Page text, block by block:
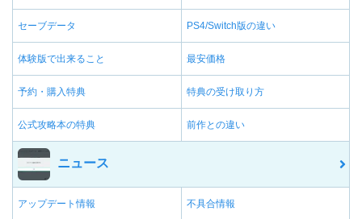
セーブデータ PS4/Switch版の違い
体験版で出来ること 最安価格
予約・購入特典 特典の受け取り方
公式攻略本の特典 前作との違い
ニュース
アップデート情報 不具合情報